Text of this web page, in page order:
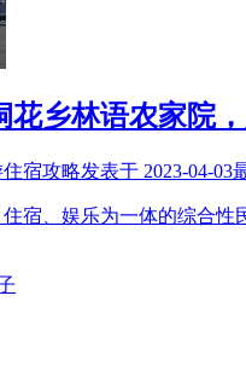
乡林语农家院
宿攻略发表于 2023-04-03
宿、娱乐为一体的综合性